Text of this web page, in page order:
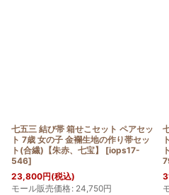
七五三 結び帯 箱せこセット ペアセッ
ト 7歳 女の子 金襴生地の作り帯セッ
ト(合繊)【朱赤、七宝】
[iops17-
546]
23,800円(税込)
モール販売価格: 24,750円